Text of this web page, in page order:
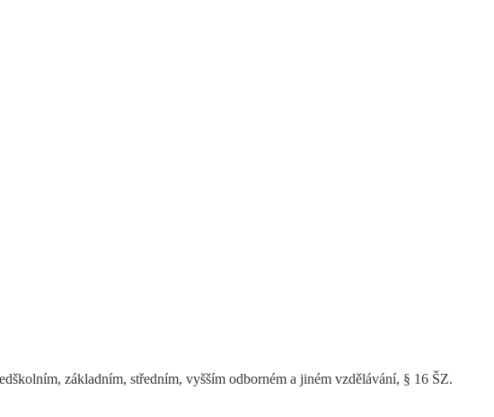
základním, středním, vyšším odborném a jiném vzdělávání, § 16 ŠZ.